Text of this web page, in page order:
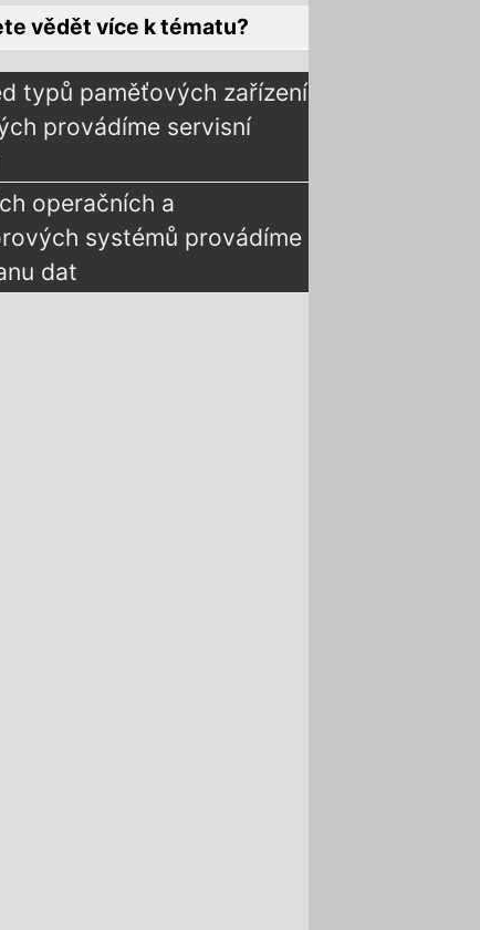
vědět více k tématu?
typů paměťových zařízení
provádíme servisní
operačních a
systémů provádíme
dat